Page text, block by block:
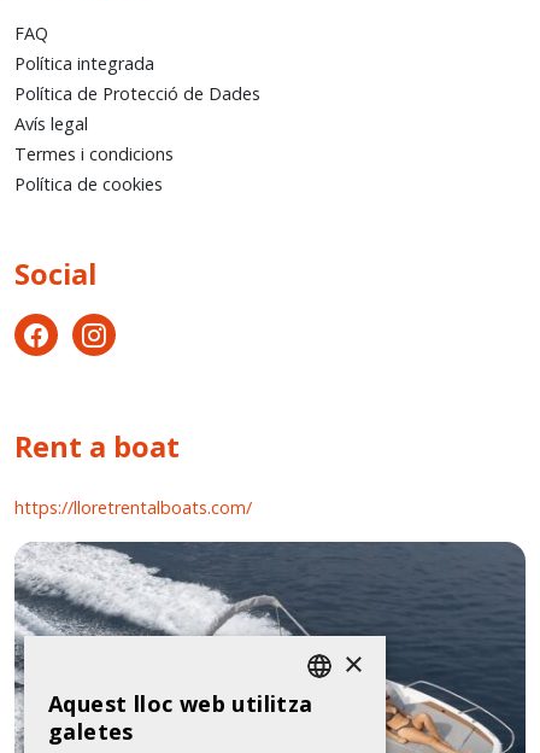
FAQ
Política integrada
Política de Protecció de Dades
Avís legal
Termes i condicions
Política de cookies
Social
Rent a boat
https://lloretrentalboats.com/
SPANISH
×
Aquest lloc web utilitza
galetes